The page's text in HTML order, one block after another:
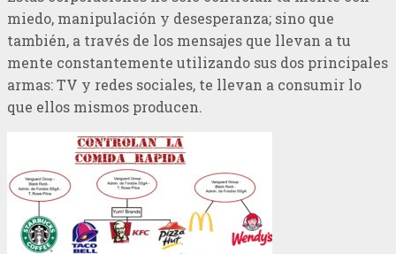
miedo, manipulación y desesperanza; sino que
también, a través de los mensajes que llevan a tu
mente constantemente utilizando sus dos principales
armas: TV y redes sociales, te llevan a consumir lo
que ellos mismos producen.